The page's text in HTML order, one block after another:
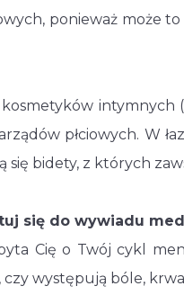
ponieważ może
kosmetyków
płciowych. W
się bidety, z których
się do wywiadu
Cię o Twój cykl
występują bóle,